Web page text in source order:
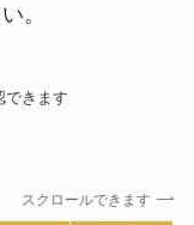
。
できます
スクロールできます